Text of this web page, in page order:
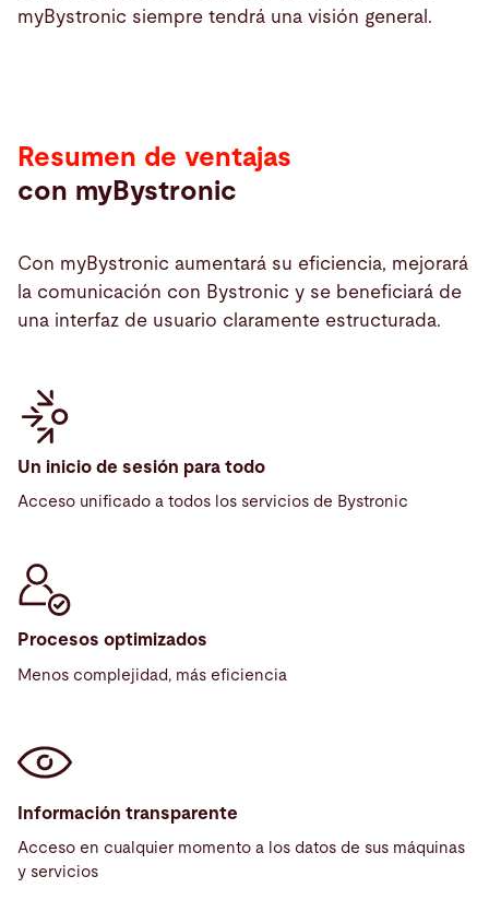
myBystronic siempre tendrá una visión general.
Resumen de ventajas
con myBystronic
Con myBystronic aumentará su eficiencia, mejorará
la comunicación con Bystronic y se beneficiará de
una interfaz de usuario claramente estructurada.
Un inicio de sesión para todo
Acceso unificado a todos los servicios de Bystronic
Procesos optimizados
Menos complejidad, más eficiencia
Información transparente
Acceso en cualquier momento a los datos de sus máquinas
y servicios